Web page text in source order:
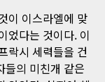
이 이스라엘에 맞
었다는 것이다. 이
락시 세력들을 건
들의 미친개 같은